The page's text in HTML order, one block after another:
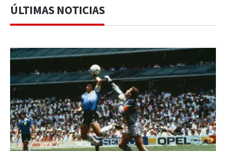
ÚLTIMAS NOTICIAS